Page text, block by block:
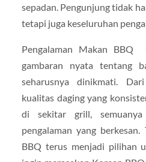
sepadan. Pengunjung tidak
tetapi juga keseluruhan
Pengalaman Makan BBQ
gambaran nyata tentang
seharusnya dinikmati.
kualitas daging yang
di sekitar grill,
pengalaman yang
BBQ terus menjadi pilihan